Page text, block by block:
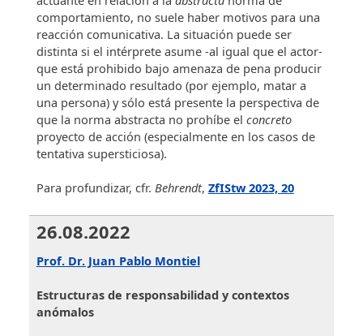
comportamiento, no suele haber motivos para una
reacción comunicativa. La situación puede ser
distinta si el intérprete asume -al igual que el actor-
que está prohibido bajo amenaza de pena producir
un determinado resultado (por ejemplo, matar a
una persona) y sólo está presente la perspectiva de
que la norma abstracta no prohíbe el concreto
proyecto de acción (especialmente en los casos de
tentativa supersticiosa).
Para profundizar, cfr. Behrendt, ZfIStw 2023, 20
26.08.2022
Prof. Dr. Juan Pablo Montiel
Estructuras de responsabilidad y contextos
anómalos